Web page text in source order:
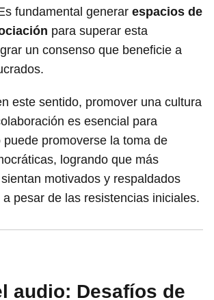
fundamental generar espacios de
para superar esta
un consenso que beneficie a
este sentido, promover una cultura
es esencial para
promoverse la toma de
logrando que más
motivados y respaldados
pesar de las resistencias iniciales.
audio: Desafíos de